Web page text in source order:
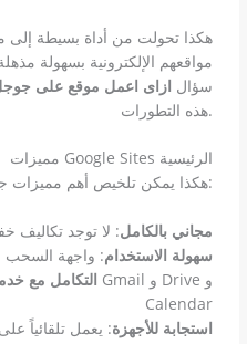
هكذا تحولت من أداة بسيطة إلى
مواقعهم الإلكترونية بسهولة
سؤال ازاى اعمل موقع على
هذه التطورات.
مميزات Google Sites الرئيسية
هكذا يمكن تلخيص أهم مميزات جوجل سايت:
مجاني بالكامل: لا توجد تكاليف
سهولة الاستخدام: واجهة السحب
التكامل مع
Calendar
استجابة للأجهزة: يعمل تلقائياً